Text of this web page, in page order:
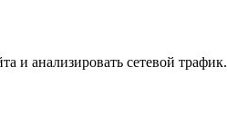
и анализировать сетевой трафик.